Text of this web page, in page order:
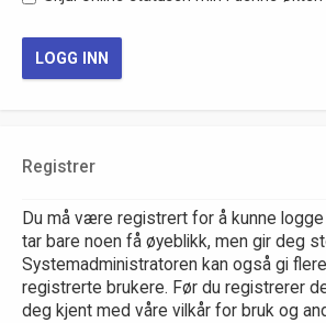
Registrer
Du må være registrert for å kunne
tar bare noen få øyeblikk, men gir deg
Systemadministratoren kan også gi
registrerte brukere. Før du registrerer
deg kjent med våre vilkår for bruk og